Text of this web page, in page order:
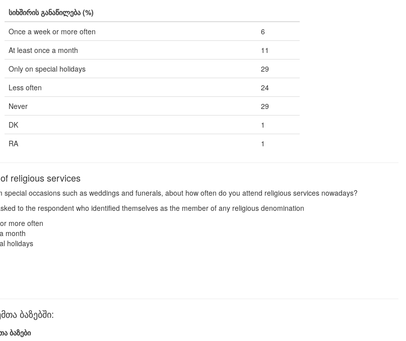
სიხშირის განაწილება (%)
Once a week or more often
6
At least once a month
11
Only on special holidays
29
Less often
24
Never
29
DK
1
RA
1
religious services
special occasions such as weddings and funerals, about how often do you attend religious services nowadays?
to the respondent who identified themselves as the member of any religious denomination
more often
month
holidays
ბაზებში:
ბაზები